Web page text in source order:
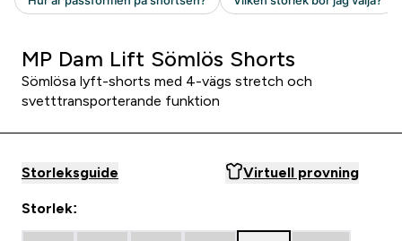
MP Dam Lift Sömlös Shorts
Sömlösa lyft-shorts med 4-vägs stretch och
svetttransporterande funktion
Storleksguide Virtuell provning
Storlek: